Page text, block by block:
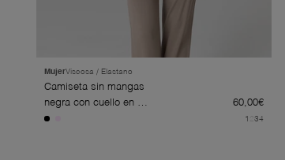
MujerViscosa / Elastano
Camiseta sin mangas
negra con cuello en U
de viscosa/elastano
60,00€
1 34